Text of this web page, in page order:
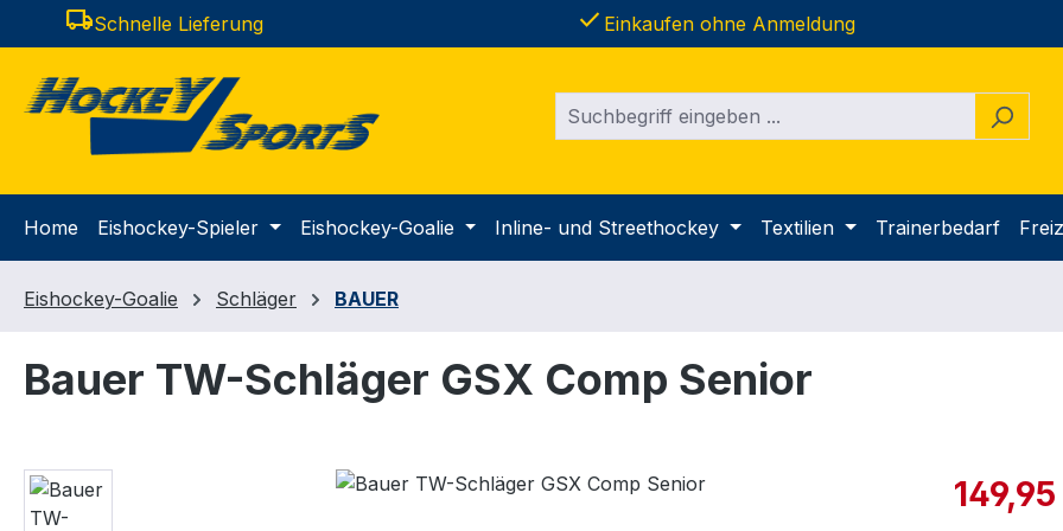
Hauptinhalt springen
Zur Suche springen
Zur Hauptnavigation springen
local_shippingSchnelle Lieferung done Einkaufen ohne Anmeldung
Home Eishockey-Spieler Eishockey-Goalie Inline- und Streethockey Textilien Trainerbedarf
Eishockey-Goalie Schläger BAUER
Bauer TW-Schläger GSX Comp Senior
Bildergalerie überspringen